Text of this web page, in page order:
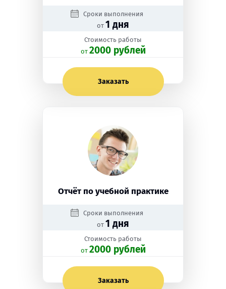
Сроки выполнения
от 1 дня
Стоимость работы
oт 2000 рублей
Заказать
Отчёт по учебной практике
Сроки выполнения
от 1 дня
Стоимость работы
oт 2000 рублей
Заказать